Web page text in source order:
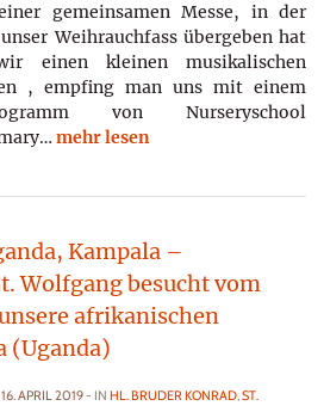
gemeinsamen Messe, in der
Weihrauchfass übergeben hat
einen kleinen musikalischen
, empfing man uns mit einem
von Nurseryschool
mehr lesen
Kampala –
Wolfgang besucht vom
afrikanischen
(Uganda)
APRIL 2019- IN HL. BRUDER KONRAD,ST.